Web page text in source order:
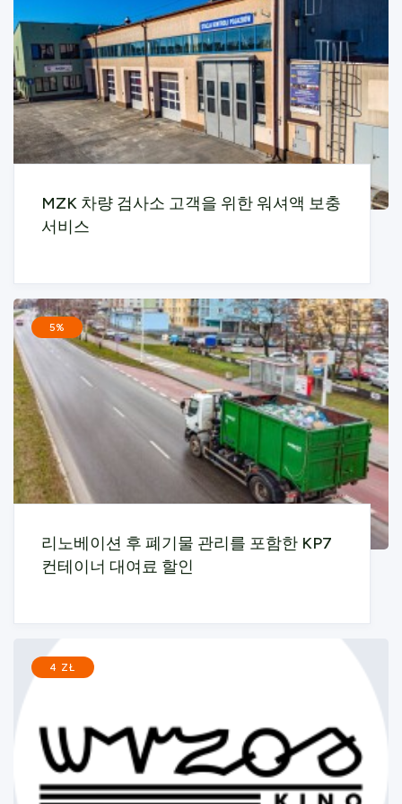
MZK 차량 검사소 고객을 위한 워셔액 보충
서비스
5%
리노베이션 후 폐기물 관리를 포함한 KP7
컨테이너 대여료 할인
4 ZŁ